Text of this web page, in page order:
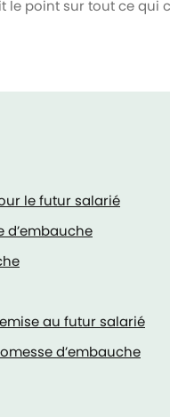
point sur tout ce qui
le futur salarié
d’embauche
au futur salarié
d’embauche